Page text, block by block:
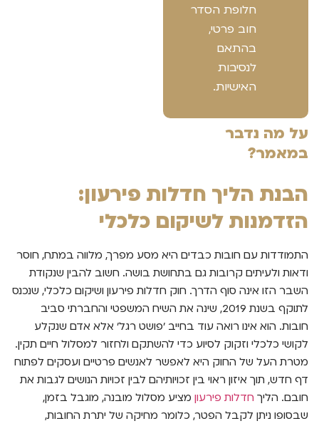
חלופת הסדר
חוב פרטי,
בהתאם
לנסיבות
האישיות.
על מה נדבר
במאמר?
הבנת הליך חדלות פירעון:
הזדמנות לשיקום כלכלי
התמודדות עם חובות כבדים היא מסע מפרך, מלווה במתח, חוסר
ודאות ולעיתים קרובות גם בתחושת בושה. חשוב להבין שנקודת
השבר הזו אינה סוף הדרך. חוק חדלות פירעון ושיקום כלכלי, שנכנס
לתוקף בשנת 2019, שינה את השיח המשפטי והחברתי סביב
חובות. הוא אינו רואה עוד בחייב 'פושט רגל' אלא אדם שנקלע
לקושי כלכלי וזקוק לסיוע כדי להשתקם ולחזור למסלול חיים תקין.
מטרת העל של החוק היא לאפשר לאנשים פרטיים ועסקים לפתוח
דף חדש, תוך איזון ראוי בין זכויותיהם לבין זכויות הנושים לגבות את
חובם. הליך חדלות פירעון מציע מסלול מובנה, מוגבל בזמן,
שבסופו ניתן לקבל הפטר, כלומר מחיקה של יתרת החובות,